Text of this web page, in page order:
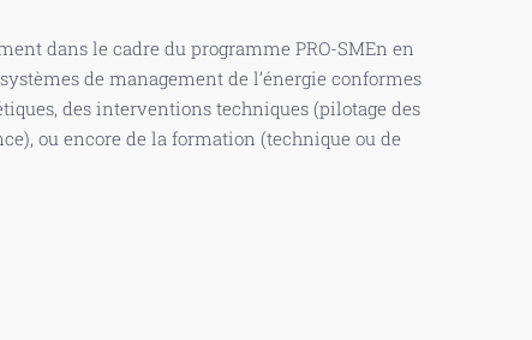
dans le cadre du programme PRO-SMEn en
de management de l’énergie conformes
des interventions techniques (pilotage des
ou encore de la formation (technique ou de